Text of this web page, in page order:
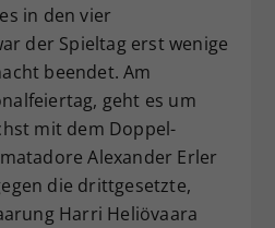
in den vier
der Spieltag erst wenige
beendet. Am
geht es um
mit dem Doppel-
Alexander Erler
die drittgesetzte,
Harri Heliövaara